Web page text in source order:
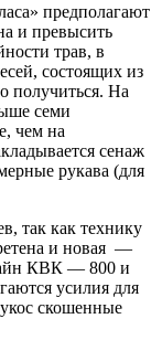
предполагают
и превысить
трав, в
состоящих из
получиться. На
семи
чем на
сенаж
рукава (для
так как технику
и новая —
КВК — 800 и
усилия для
скошенные